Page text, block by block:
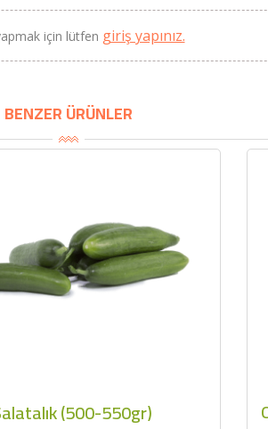
için lütfen giriş yapınız.
BENZER ÜRÜNLER
(500-550gr)
Kaan Olgun Hasat
Naturel Sızma Zeytinyağı
(5lt, Soğuk Sıkım) - Bilgem